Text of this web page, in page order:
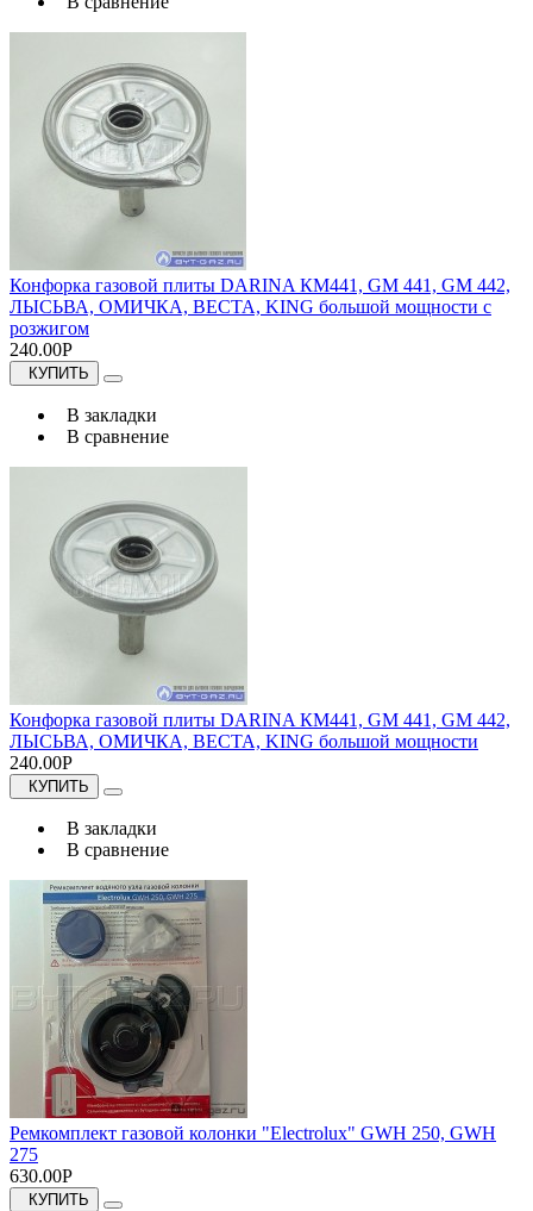
Конфорка газовой плиты DARINA КМ441, GM 441, GM 442,
ЛЫСЬВА, ОМИЧКА, ВЕСТА, KING большой мощности с
розжигом
240.00Р
КУПИТЬ
В закладки
В сравнение
Конфорка газовой плиты DARINA КМ441, GM 441, GM 442,
ЛЫСЬВА, ОМИЧКА, ВЕСТА, KING большой мощности
240.00Р
КУПИТЬ
В закладки
В сравнение
Ремкомплект газовой колонки "Electrolux" GWH 250, GWH
275
630.00Р
КУПИТЬ